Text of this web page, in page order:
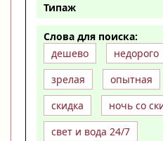
Типаж
Слова для поиска:
дешево
недорого
зрелая
опытная
скидка
ночь со
свет и вода 24/7